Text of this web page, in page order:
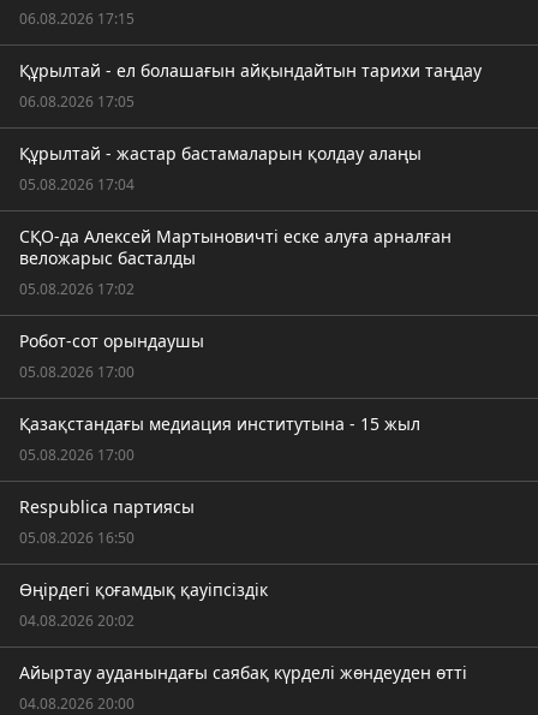
06.08.2026 17:15
Құрылтай - ел болашағын айқындайтын тарихи таңдау
06.08.2026 17:05
Құрылтай - жастар бастамаларын қолдау алаңы
05.08.2026 17:04
СҚО-да Алексей Мартыновичті еске алуға арналған
веложарыс басталды
05.08.2026 17:02
Робот-сот орындаушы
05.08.2026 17:00
Қазақстандағы медиация институтына - 15 жыл
05.08.2026 17:00
Respublica партиясы
05.08.2026 16:50
Өңірдегі қоғамдық қауіпсіздік
04.08.2026 20:02
Айыртау ауданындағы саябақ күрделі жөндеуден өтті
04.08.2026 20:00